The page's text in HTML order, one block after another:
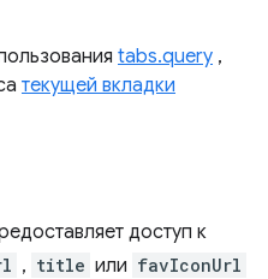
tabs.query ,
текущей вкладки
доступ к
, title или favIconUrl